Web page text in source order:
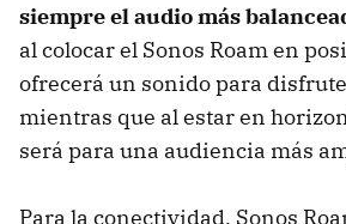
siempre el audio más
al colocar el Sonos Roam en
ofrecerá un sonido para
mientras que al estar en
será para una audiencia más
Para la conectividad, Sonos